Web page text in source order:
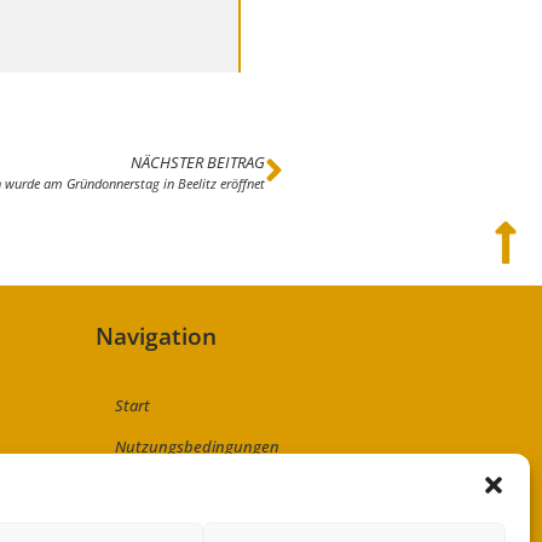
NÄCHSTER BEITRAG
am Gründonnerstag in Beelitz eröffnet
Navigation
Start
Nutzungsbedingungen